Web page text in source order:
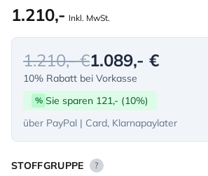
1.210,- Inkl. MwSt.
1.210,- €1.089,- €
10% Rabatt bei Vorkasse
% Sie sparen 121,- (10%)
über PayPal | Card, Klarnapaylater
STOFFGRUPPE ?